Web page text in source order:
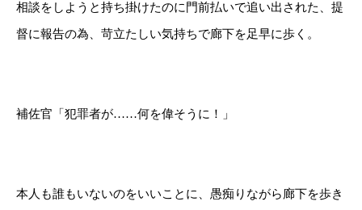
相談をしようと持ち掛けたのに門前払いで追い出された、提
督に報告の為、苛立たしい気持ちで廊下を足早に歩く。
補佐官「犯罪者が……何を偉そうに！」
本人も誰もいないのをいいことに、愚痴りながら廊下を歩き